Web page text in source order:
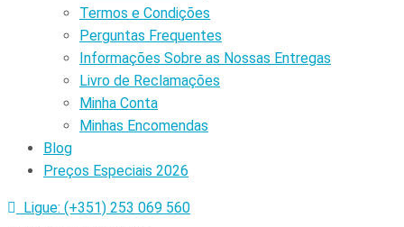
Termos e Condições
Perguntas Frequentes
Informações Sobre as Nossas Entregas
Livro de Reclamações
Minha Conta
Minhas Encomendas
Blog
Preços Especiais 2026
Ligue: (+351) 253 069 560